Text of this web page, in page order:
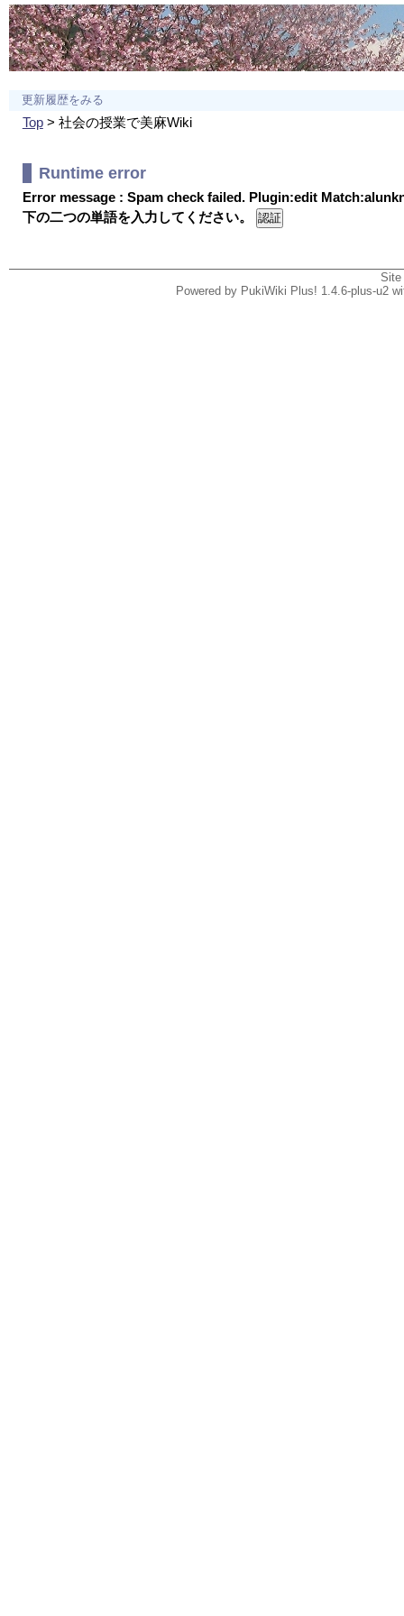
更新履歴をみる
Top> 社会の授業で美麻Wiki
Runtime error
Error message : Spam check failed. Plugin:edit
下の二つの単語を入力してください。
Powered by PukiWiki Plus! 1.4.6-plus-u2